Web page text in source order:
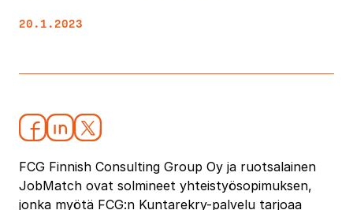
20.1.2023
FCG Finnish Consulting Group Oy ja ruotsalainen
JobMatch ovat solmineet yhteistyösopimuksen,
jonka myötä FCG:n Kuntarekry-palvelu tarjoaa